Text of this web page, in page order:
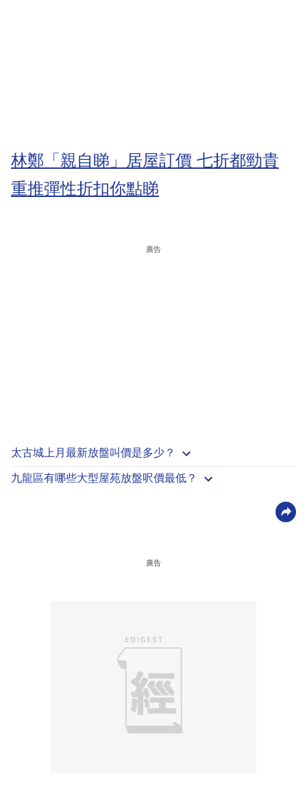
林鄭「親自睇」居屋訂價 七折都勁貴
重推彈性折扣你點睇
廣告
太古城上月最新放盤叫價是多少？
九龍區有哪些大型屋苑放盤呎價最低？
廣告